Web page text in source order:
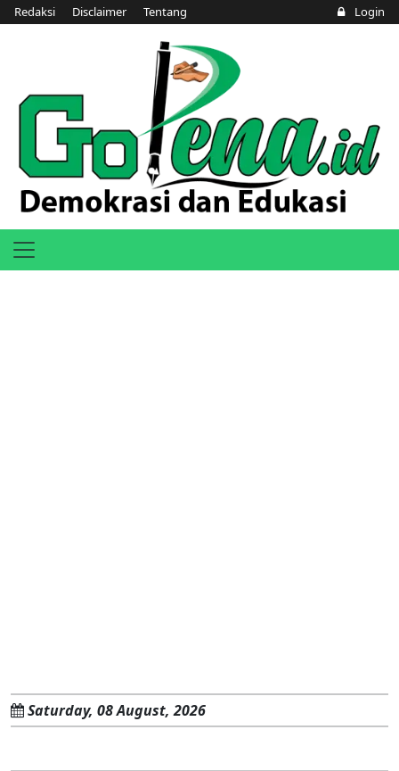
Redaksi Disclaimer Tentang Login
Saturday, 08 August, 2026